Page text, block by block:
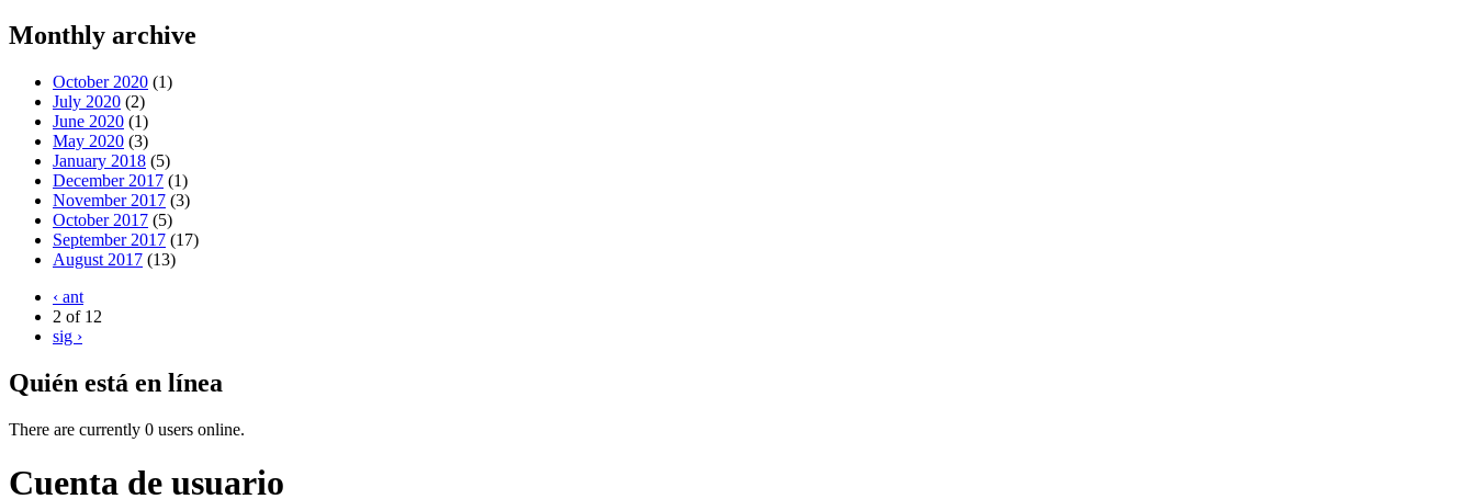
Monthly archive
October 2020 (1)
July 2020 (2)
June 2020 (1)
May 2020 (3)
January 2018 (5)
December 2017 (1)
November 2017 (3)
October 2017 (5)
September 2017 (17)
August 2017 (13)
‹ ant
2 of 12
sig ›
Quién está en línea
There are currently 0 users online.
Cuenta de usuario